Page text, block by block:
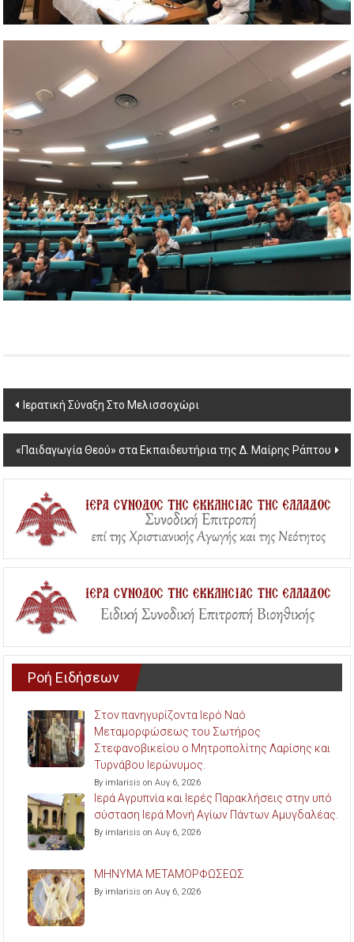
Post
navigation
Ιερατική Σύναξη Στο Μελισσοχώρι
«Παιδαγωγία Θεού» στα Εκπαιδευτήρια της Δ. Μαίρης Ράπτου
Ροή Ειδήσεων
Στον πανηγυρίζοντα Ιερό Ναό
Μεταμορφώσεως του Σωτήρος
Στεφανοβικείου ο Μητροπολίτης Λαρίσης και
Τυρνάβου Ιερώνυμος.
By imlarisis on Αυγ 6, 2026
Ιερά Αγρυπνία και Ιερές Παρακλήσεις στην υπό
σύσταση Ιερά Μονή Αγίων Πάντων Αμυγδαλέας.
By imlarisis on Αυγ 6, 2026
ΜΗΝΥΜΑ ΜΕΤΑΜΟΡΦΩΣΕΩΣ
By imlarisis on Αυγ 6, 2026